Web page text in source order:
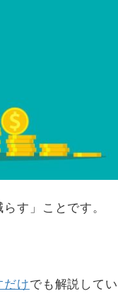
す」ことです。
だけでも解説してい